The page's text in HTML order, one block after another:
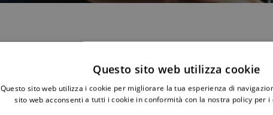
Questo sito web utilizza cookie
Questo sito web utilizza i cookie per migliorare la tua esperienza di
sito web acconsenti a tutti i cookie in conformità con la nostra policy per i